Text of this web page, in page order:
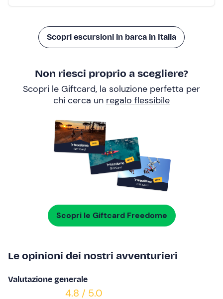
Scopri escursioni in barca in Italia
Non riesci proprio a scegliere?
Scopri le Giftcard, la soluzione perfetta per
chi cerca un regalo flessibile
Scopri le Giftcard Freedome
Le opinioni dei nostri avventurieri
Valutazione generale
4.8 / 5.0